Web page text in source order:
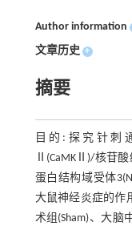
Author information
文章历史 +
摘要
目的:探究针刺
Ⅱ(CaMKⅡ)/核苷
蛋白结构域受体
大鼠神经炎症的作
术组(Sham)、大脑